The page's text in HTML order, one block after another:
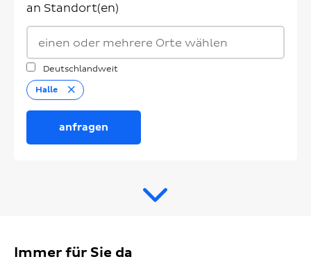
an Standort(en)
Deutschlandweit
Halle
Entfernen
anfragen
Immer für Sie da